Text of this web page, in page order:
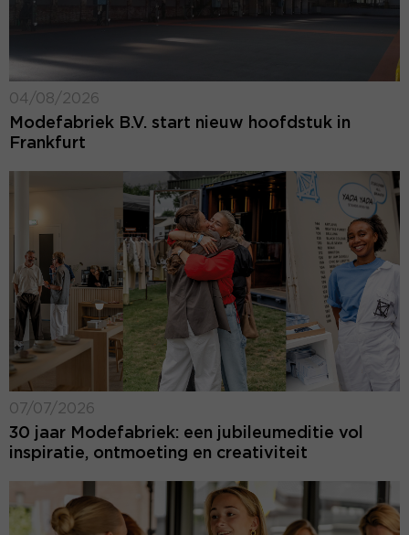
04/08/2026
Modefabriek B.V. start nieuw hoofdstuk in
Frankfurt
07/07/2026
30 jaar Modefabriek: een jubileumeditie vol
inspiratie, ontmoeting en creativiteit